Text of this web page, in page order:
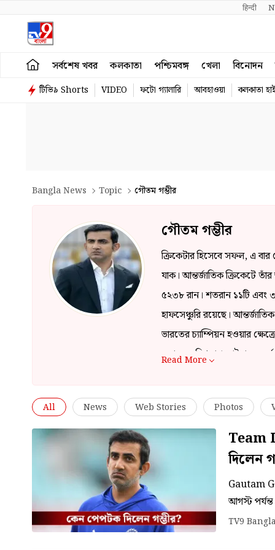
हिन्दी
সর্বশেষ খবর কলকাতা পশ্চিমবঙ্গ খেলা বিনোদন
টিভি৯ Shorts VIDEO ফটো গ্যালারি আবহাওয়া কলকাতা
Bangla News Topic গৌতম গম্ভীর
গৌতম গম্ভীর
ক্রিকেটার হিসেবে সফল, এ
যাক। আন্তর্জাতিক ক্রিকেটে
৫২৩৮ রান। শতরান ১১টি এবং
হাফসেঞ্চুরি রয়েছে।
ভারতের চ্যাম্পিয়ন হওয়ার
ওয়ান ডে বিশ্বকাপ ফাইনালেও
ট্রফি দিয়েছেন। এ বার
Read More
All News Web Stories Photos
Team
দিলেন
Gautam
আগস্ট পর্যন্ত
শুরু হবে
TV9 Bangla